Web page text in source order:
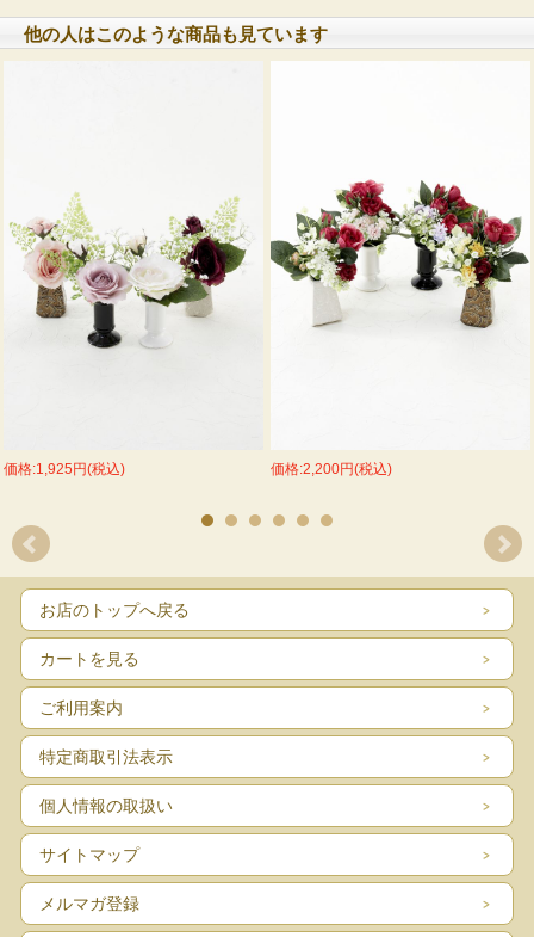
他の人はこのような商品も見ています
価格:1,925円(税込) 価格:2,200円(税込)
お店のトップへ戻る
カートを見る
ご利用案内
特定商取引法表示
個人情報の取扱い
サイトマップ
メルマガ登録